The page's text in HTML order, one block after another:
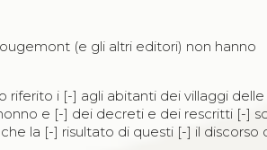
(e gli altri editori) non hanno
riferito i [-] agli abitanti dei villaggi
e [-] dei decreti e dei rescritti [-]
la [-] risultato di questi [-] il discorso